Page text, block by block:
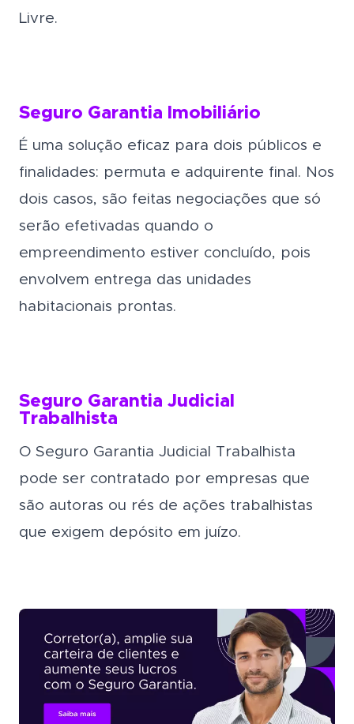
Livre.
Seguro Garantia Imobiliário
É uma solução eficaz para dois públicos e
finalidades: permuta e adquirente final. Nos
dois casos, são feitas negociações que só
serão efetivadas quando o
empreendimento estiver concluído, pois
envolvem entrega das unidades
habitacionais prontas.
Seguro Garantia Judicial
Trabalhista
O Seguro Garantia Judicial Trabalhista
pode ser contratado por empresas que
são autoras ou rés de ações trabalhistas
que exigem depósito em juízo.